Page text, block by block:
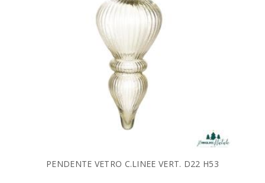
PENDENTE VETRO C.LINEE VERT. D22 H53